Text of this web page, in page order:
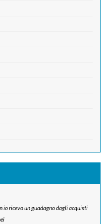
ricevo un guadagno dagli acquisti